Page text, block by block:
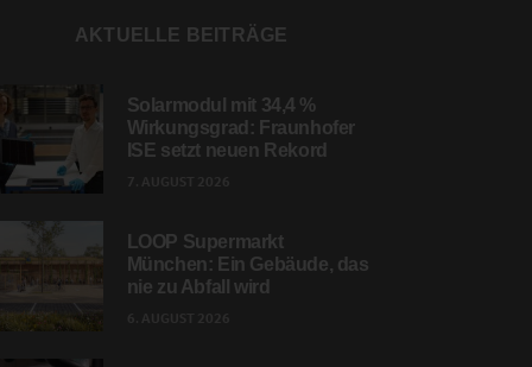
AKTUELLE BEITRÄGE
Solarmodul mit 34,4 %
Wirkungsgrad: Fraunhofer
ISE setzt neuen Rekord
LOOP Supermarkt
München: Ein Gebäude, das
nie zu Abfall wird